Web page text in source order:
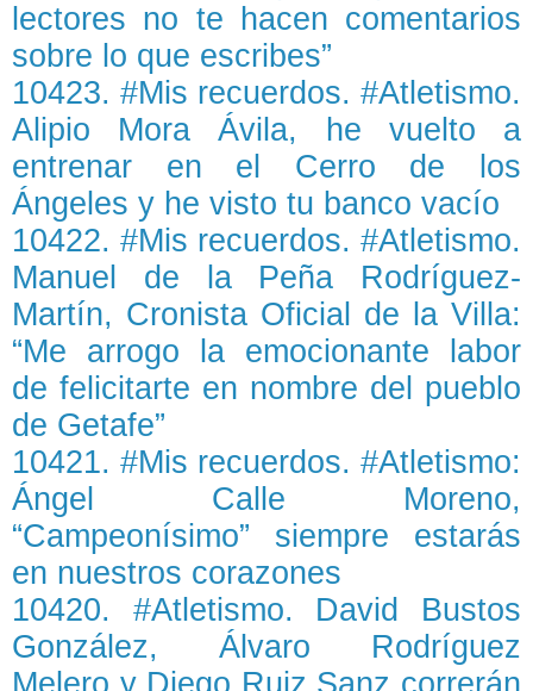
lectores no te hacen comentarios
sobre lo que escribes”
10423. #Mis recuerdos. #Atletismo.
Alipio Mora Ávila, he vuelto a
entrenar en el Cerro de los
Ángeles y he visto tu banco vacío
10422. #Mis recuerdos. #Atletismo.
Manuel de la Peña Rodríguez-
Martín, Cronista Oficial de la Villa:
“Me arrogo la emocionante labor
de felicitarte en nombre del pueblo
de Getafe”
10421. #Mis recuerdos. #Atletismo:
Ángel Calle Moreno,
“Campeonísimo” siempre estarás
en nuestros corazones
10420. #Atletismo. David Bustos
González, Álvaro Rodríguez
Melero y Diego Ruiz Sanz correrán